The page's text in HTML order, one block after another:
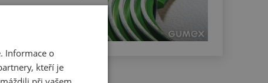
Informace o
kteří je